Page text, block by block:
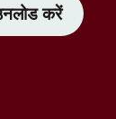
करें